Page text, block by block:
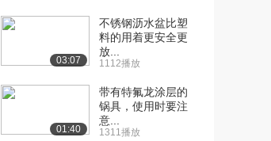
07:55
[12] 12.气体摩尔体积探究
3093播放
04:34
03:07
不锈钢沥水盆比塑
料的用着更安全更
放...
1112播放
01:40
带有特氟龙涂层的
锅具，使用时要注
意...
1311播放